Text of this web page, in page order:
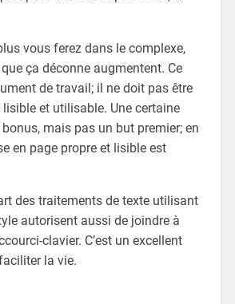
vous ferez dans le complexe,
ça déconne augmentent. Ce
de travail; il ne doit pas être
et utilisable. Une certaine
mais pas un but premier; en
en page propre et lisible est
des traitements de texte utilisant
autorisent aussi de joindre à
clavier. C’est un excellent
la vie.